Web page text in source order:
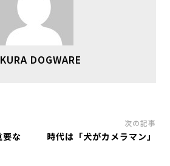
DOGWARE
要な
次の記事
時代は「犬がカメラマン」